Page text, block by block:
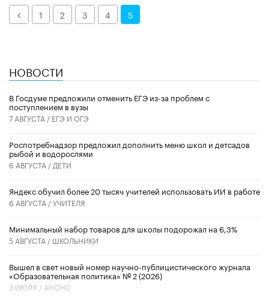
Назад1 2 3 4 5
НОВОСТИ
В Госдуме предложили отменить ЕГЭ из-за проблем с
поступлением в вузы
7 АВГУСТА / ЕГЭ И ОГЭ
Роспотребнадзор предложил дополнить меню школ и детсадов
рыбой и водорослями
6 АВГУСТА / ДЕТИ
​Яндекс обучил более 20 тысяч учителей использовать ИИ в работе
6 АВГУСТА /УЧИТЕЛЯ
Минимальный набор товаров для школы подорожал на 6,3%
5 АВГУСТА / ШКОЛЬНИКИ
Вышел в свет новый номер научно-публицистического журнала
«Образовательная политика» № 2 (2026)
3 ИЮЛЯ / АНОНС